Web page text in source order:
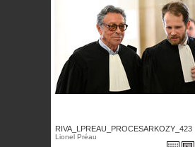
RIVA_LPREAU_PROCESARKOZY_423
Lionel Préau